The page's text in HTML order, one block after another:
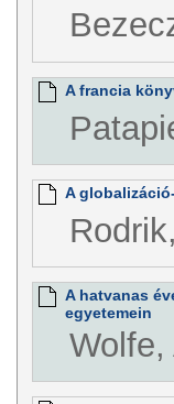
A francia
A
A hatvanas
egyetemein
Wolfe,